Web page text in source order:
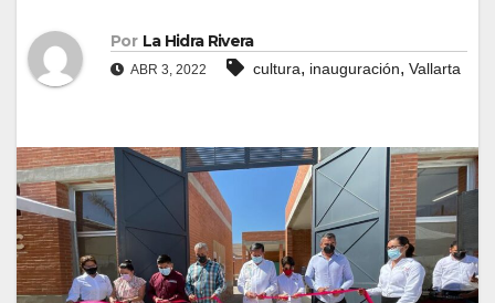
Por La Hidra Rivera
ABR 3, 2022 cultura, inauguración, Vallarta